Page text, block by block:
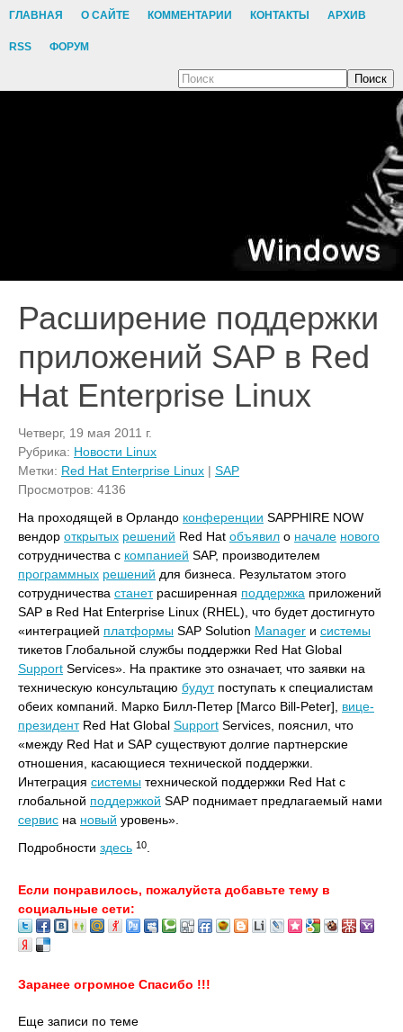
ГЛАВНАЯ О САЙТЕ КОММЕНТАРИИ КОНТАКТЫ АРХИВ
RSS ФОРУМ
Поиск
Расширение поддержки
приложений SAP в Red
Hat Enterprise Linux
Четверг, 19 мая 2011 г.
Рубрика: Новости Linux
Метки: Red Hat Enterprise Linux | SAP
Просмотров: 4136
На проходящей в Орландо конференции SAPPHIRE NOW
вендор открытых решений Red Hat объявил о начале нового
сотрудничества с компанией SAP, производителем
программных решений для бизнеса. Результатом этого
сотрудничества станетрасширенная поддержка приложений
SAP в Red Hat Enterprise Linux (RHEL), что будет достигнуто
«интеграцией платформы SAP Solution Manager и системы
тикетов Глобальной службы поддержки Red Hat Global
Support Services». На практике это означает, что заявки на
техническую консультацию будутпоступать к специалистам
обеих компаний. Марко Билл-Петер [Marco Bill-Peter], вице-
президентRed Hat Global Support Services, пояснил, что
«между Red Hat и SAP существуют долгие партнерские
отношения, касающиеся технической поддержки.
Интеграция системы технической поддержки Red Hat с
глобальной поддержкой SAP поднимает предлагаемый нами
сервис на новый уровень».
Подробности здесь 10
Если понравилось, пожалуйста добавьте тему в
социальные сети:
Заранее огромное Спасибо !!!
Еще записи по теме